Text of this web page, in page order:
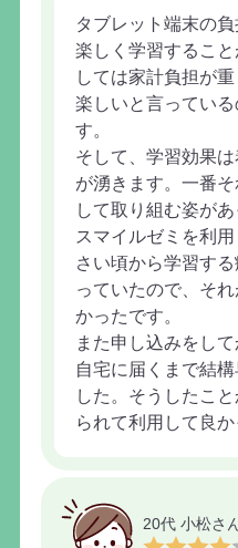
タブレット端末の
楽しく学習するこ
しては家計負担が
楽しいと言ってい
す。
そして、学習効果
が湧きます。一番
して取り組む姿が
スマイルゼミを利
さい頃から学習す
っていたので、そ
かったです。
また申し込みをし
自宅に届くまで結
した。そうしたこ
られて利用して良か
20代 小松さ